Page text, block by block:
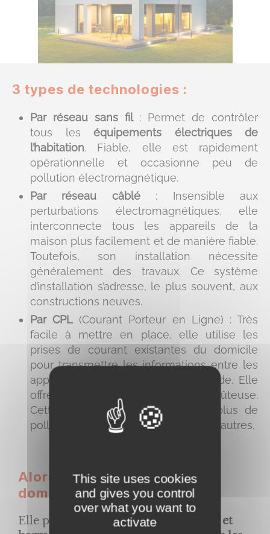
3 types de technologies :
Par réseau sans fil: Permet de contrôler
tous les équipements électriques de
l’habitation. Fiable, elle est rapidement
opérationnelle et occasionne peu de
pollution électromagnétique.
Par réseau câblé: Insensible aux
perturbations électromagnétiques, elle
interconnecte tous les appareils de la
maison plus facilement et de manière fiable.
Toutefois, son installation nécessite
généralement des travaux. Ce système
d’installation s’adresse, le plus souvent, aux
constructions neuves.
Par CPL (Courant Porteur en Ligne) : Très
facile à mettre en place, elle utilise les
prises de courant existantes du domicile
pour transmettre les informations entre les
appareils et les unités de commande. Elle
offre une gestion simplifiée et peu coûteuse.
Cette solution génère cependant plus de
pollution électromagnétique que les autres.
Alors pourquoi utiliser la
domotique ?
Elle présente l’avantage de
contrôler et
This site uses cookies
and gives you control
over what you want to
activate